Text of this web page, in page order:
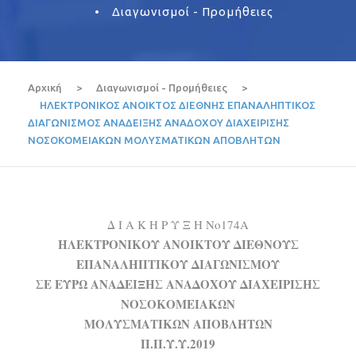
•
Διαγωνισμοί - Προμήθειες
Αρχική > Διαγωνισμοί - Προμήθειες
>
ΗΛΕΚΤΡΟΝΙΚΟΣ ΑΝΟΙΚΤΟΣ ΔΙΕΘΝΗΣ ΕΠΑΝΑΛΗΠΤΙΚΟΣ
ΔΙΑΓΩΝΙΣΜΟΣ ΑΝΑΔΕΙΞΗΣ ΑΝΑΔΟΧΟΥ ΔΙΑΧΕΙΡΙΣΗΣ
ΝΟΣΟΚΟΜΕΙΑΚΩΝ ΜΟΛΥΣΜΑΤΙΚΩΝ ΑΠΟΒΛΗΤΩΝ
Δ Ι Α Κ Η Ρ Υ Ξ Η Νο174Α
ΗΛΕΚΤΡΟΝΙΚΟΥ ΑΝΟΙΚΤΟΥ ΔΙΕΘΝΟΥΣ
ΕΠΑΝΑΛΗΠΤΙΚΟΥ ΔΙΑΓΩΝΙΣΜΟΥ
ΣΕ ΕΥΡΩ ΑΝΑΔΕΙΞΗΣ ΑΝΑΔΟΧΟΥ ΔΙΑΧΕΙΡΙΣΗΣ
ΝΟΣΟΚΟΜΕΙΑΚΩΝ
ΜΟΛΥΣΜΑΤΙΚΩΝ ΑΠΟΒΛΗΤΩΝ
Π.Π.Υ.Υ.2019